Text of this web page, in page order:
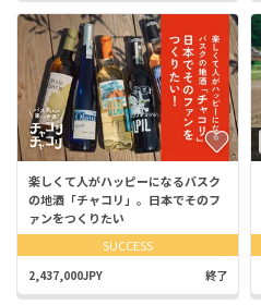
楽しくて人がハッピーになるバスク
の地酒「チャコリ」。日本でそのフ
ァンをつくりたい
SUCCESS
2,437,000JPY 終了